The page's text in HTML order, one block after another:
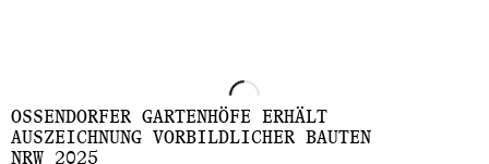
OSSENDORFER GARTENHÖFE ERHÄLT
AUSZEICHNUNG VORBILDLICHER BAUTEN
NRW 2025